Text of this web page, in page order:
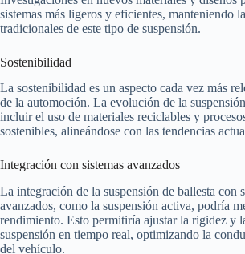
sistemas más ligeros y eficientes, manteniendo
tradicionales de este tipo de suspensión.
Sostenibilidad
La sostenibilidad es un aspecto cada vez más
de la automoción. La evolución de la
incluir el uso de materiales reciclables y
sostenibles, alineándose con las tendencias
Integración con sistemas avanzados
La integración de la suspensión de ballesta con
avanzados, como la suspensión activa, podría
rendimiento. Esto permitiría ajustar la rigidez y
suspensión en tiempo real, optimizando la
del vehículo.